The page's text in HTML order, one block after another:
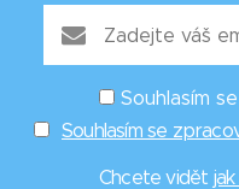
Souhlasím
Souhlasím se
Chcete vidět